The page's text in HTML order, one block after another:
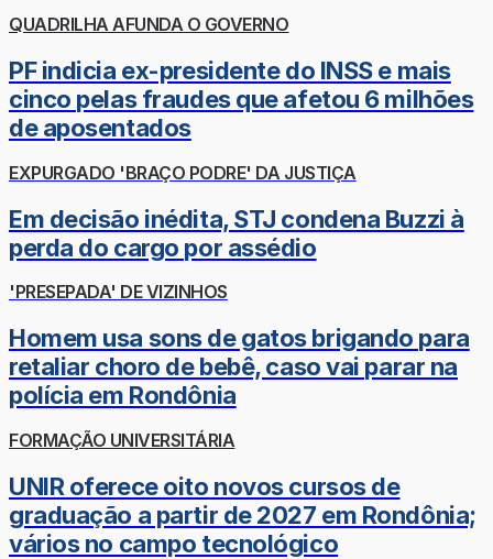
QUADRILHA AFUNDA O GOVERNO
PF indicia ex-presidente do INSS e mais
cinco pelas fraudes que afetou 6 milhões
de aposentados
EXPURGADO 'BRAÇO PODRE' DA JUSTIÇA
Em decisão inédita, STJ condena Buzzi à
perda do cargo por assédio
'PRESEPADA' DE VIZINHOS
Homem usa sons de gatos brigando para
retaliar choro de bebê, caso vai parar na
polícia em Rondônia
FORMAÇÃO UNIVERSITÁRIA
UNIR oferece oito novos cursos de
graduação a partir de 2027 em Rondônia;
vários no campo tecnológico